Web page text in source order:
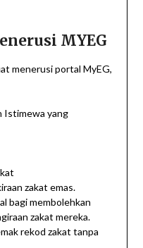
MYEG
menerusi portal MyEG,
Istimewa yang
zakat emas.
bagi membolehkan
zakat mereka.
rekod zakat tanpa